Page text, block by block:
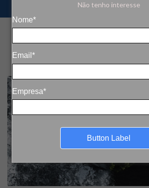
Não tenho interesse
Nome*
Email*
Empresa*
Button Label